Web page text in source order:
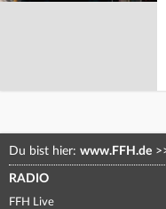
Du bist hier: www.FFH.de
RADIO
FFH Live